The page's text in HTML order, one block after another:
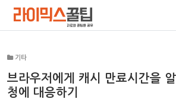
기타
브라우저에게 캐시 만료시간을
청에 대응하기
Sketchbook5, 스케